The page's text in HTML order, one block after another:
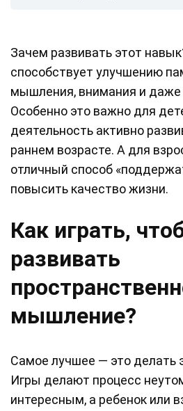
Зачем развивать этот
способствует улучшению
мышления, внимания и даже
Особенно это важно для
деятельность активно
раннем возрасте. А для
отличный способ
повысить качество жизни.
Как играть,
развивать
мышление?
Самое лучшее — это делать
Игры делают процесс
интересным, а ребенок или